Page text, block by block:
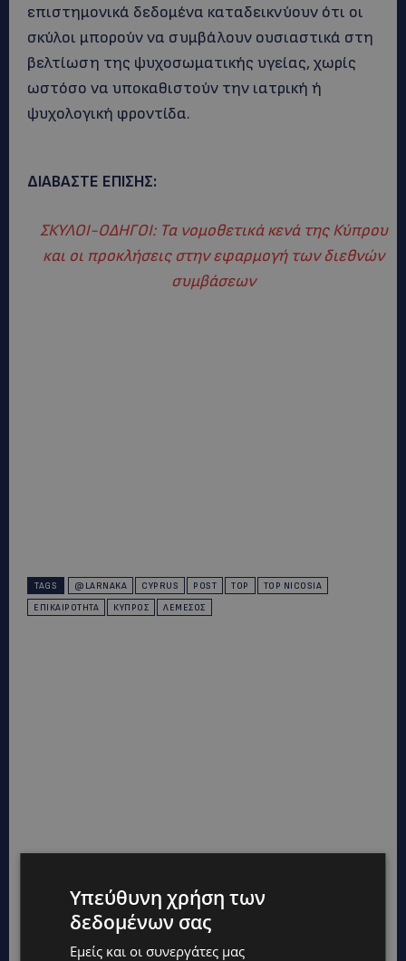
επιστημονικά δεδομένα καταδεικνύουν ότι οι
σκύλοι μπορούν να συμβάλουν ουσιαστικά στη
βελτίωση της ψυχοσωματικής υγείας, χωρίς
ωστόσο να υποκαθιστούν την ιατρική ή
ψυχολογική φροντίδα.
ΔΙΑΒΑΣΤΕ ΕΠΙΣΗΣ:
ΣΚΥΛΟΙ-ΟΔΗΓΟΙ: Τα νομοθετικά κενά της Κύπρου
και οι προκλήσεις στην εφαρμογή των διεθνών
συμβάσεων
TAGS @LARNAKA CYPRUS POST TOP
TOP NICOSIA
ΕΠΙΚΑΙΡΌΤΗΤΑ
ΚΎΠΡΟΣ ΛΕΜΕΣΌΣ
Υπεύθυνη χρήση των
δεδομένων σας
Εμείς και οι συνεργάτες μας